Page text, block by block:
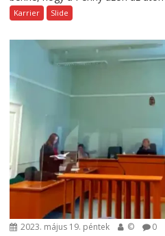
Karrier Slide
2023. május 19. péntek © 0